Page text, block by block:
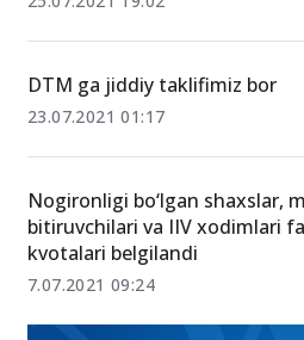
tartibiga o‘zgartirish kiritildi
25.07.2021 19:02
DTM ga jiddiy taklifimiz bor
23.07.2021 01:17
Nogironligi bo‘lgan shaxslar,
kvotalari belgilandi